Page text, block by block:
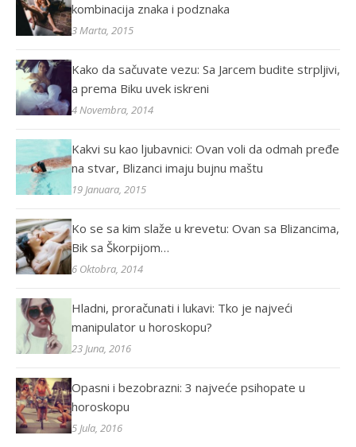
kombinacija znaka i podznaka
3 Marta, 2015
Kako da sačuvate vezu: Sa Jarcem budite strpljivi,
a prema Biku uvek iskreni
4 Novembra, 2014
Kakvi su kao ljubavnici: Ovan voli da odmah pređe
na stvar, Blizanci imaju bujnu maštu
19 Januara, 2015
Ko se sa kim slaže u krevetu: Ovan sa Blizancima,
Bik sa Škorpijom…
6 Oktobra, 2014
Hladni, proračunati i lukavi: Tko je najveći
manipulator u horoskopu?
23 Juna, 2016
Opasni i bezobrazni: 3 najveće psihopate u
horoskopu
5 Jula, 2016